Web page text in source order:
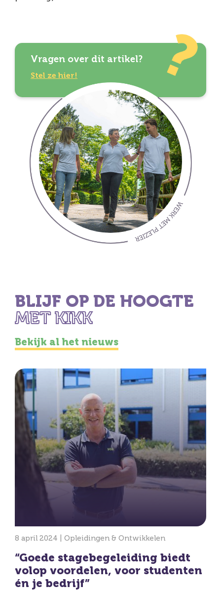
Vragen over dit artikel?
Stel ze hier!
BLIJF OP DE HOOGTE
MET KIKK
Bekijk al het nieuws
8 april 2024 | Opleidingen & Ontwikkelen
“Goede stagebegeleiding biedt
volop voordelen, voor studenten
én je bedrijf”